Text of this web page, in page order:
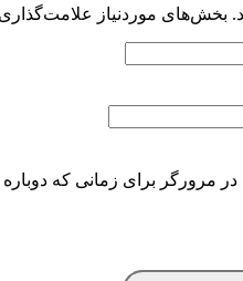
بخش‌های موردنیاز
مرورگر برای زمانی که